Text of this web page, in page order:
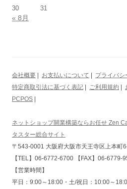
30
31
« 8月
会社概要 お支払いについて プライバシ
特定商取引法に基づく表記
ご利用規約
PCPOS
ネットショップ開業構築ならお任せ Zen
タスター総合サイト
〒543-0001 大阪府大阪市天王寺区上本町
【TEL】06-6772-6700 【FAX】06-6779-
【営業時間】
平日：9:00～18:00・土/祝日：10:00～